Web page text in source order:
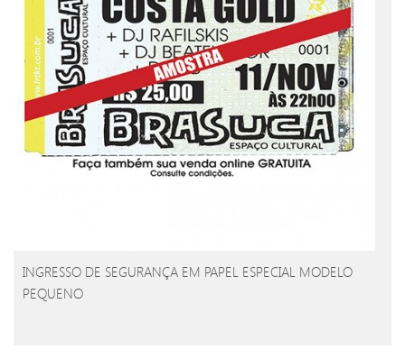
INGRESSO DE SEGURANÇA EM PAPEL ESPECIAL MODELO
PEQUENO